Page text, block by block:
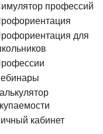
профессий
для
кабинет